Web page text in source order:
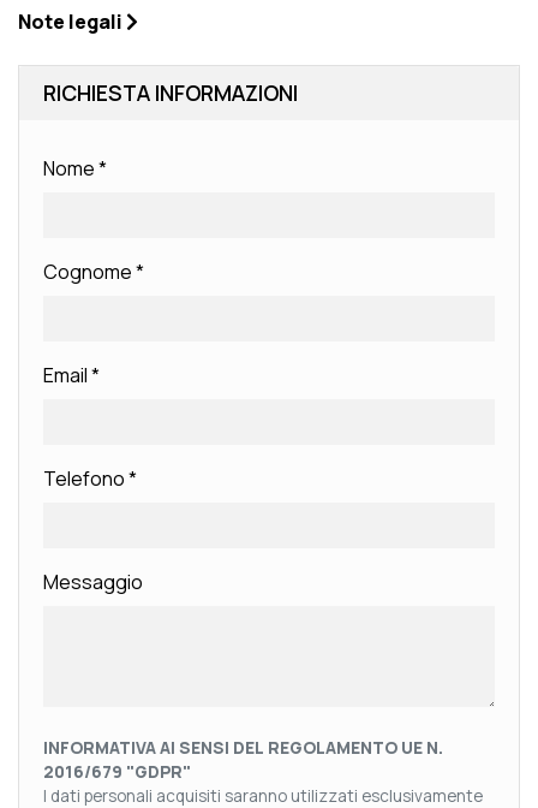
Note legali
RICHIESTA INFORMAZIONI
Nome*
Cognome*
Email*
Telefono*
Messaggio
INFORMATIVA AI SENSI DEL REGOLAMENTO UE N.
2016/679 "GDPR"
I dati personali acquisiti saranno utilizzati esclusivamente